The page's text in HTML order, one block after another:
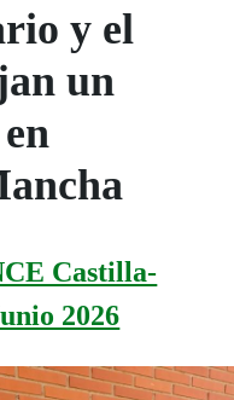
y el
un
Castilla-
2026